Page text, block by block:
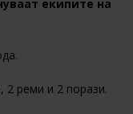
екипите на
2 реми и 2 порази.